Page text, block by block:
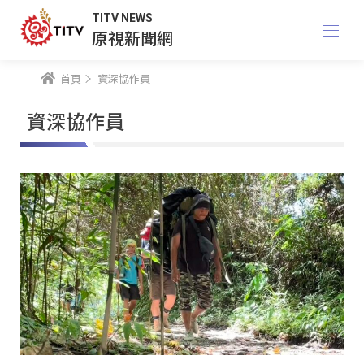
TITV NEWS
原視新聞網
首頁 資深協作員
資深協作員